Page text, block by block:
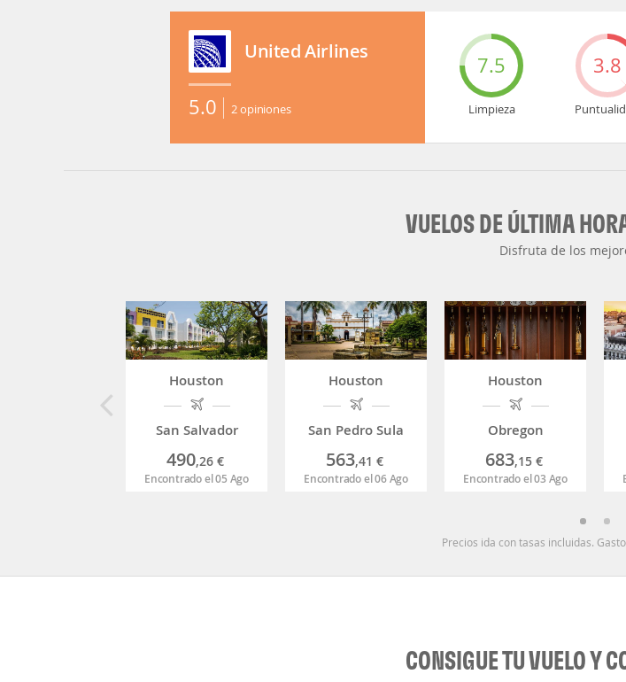
United Airlines
5.0 2opiniones
7.5
Limpieza
3.8
VUELOS DE ÚLTIMA
Disfruta de los
Houston
San Salvador
490,26 €
Encontrado el 05 Ago
Houston
San Pedro Sula
563,41 €
Encontrado el 06 Ago
Houston
Obregon
683,15 €
Encontrado el 03 Ago
Precios ida con tasas incluidas.
CONSIGUE TU VUELO Y